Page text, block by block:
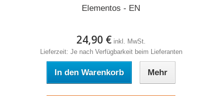
Elementos - EN
24,90 € inkl. MwSt.
Lieferzeit: Je nach Verfügbarkeit beim Lieferanten
In den Warenkorb Mehr